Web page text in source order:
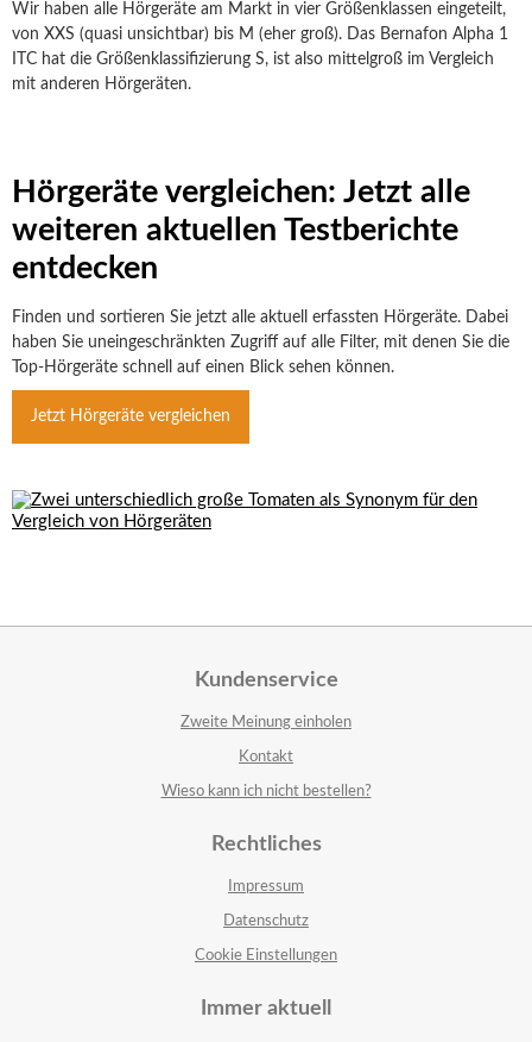
Wir haben alle Hörgeräte am Markt in vier Größenklassen eingeteilt,
von XXS (quasi unsichtbar) bis M (eher groß). Das Bernafon Alpha 1
ITC hat die Größenklassifizierung S, ist also mittelgroß im Vergleich
mit anderen Hörgeräten.
Hörgeräte vergleichen: Jetzt alle
weiteren aktuellen Testberichte
entdecken
Finden und sortieren Sie jetzt alle aktuell erfassten Hörgeräte. Dabei
haben Sie uneingeschränkten Zugriff auf alle Filter, mit denen Sie die
Top-Hörgeräte schnell auf einen Blick sehen können.
Jetzt Hörgeräte vergleichen
Kundenservice
Zweite Meinung einholen
Kontakt
Wieso kann ich nicht bestellen?
Rechtliches
Impressum
Datenschutz
Cookie Einstellungen
Immer aktuell